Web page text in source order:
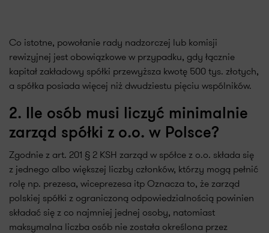
Co istotne, powołanie rady nadzorczej lub komisji
rewizyjnej jest obowiązkowe w przypadku, gdy łącznie
kapitał zakładowy spółki przewyższa kwotę 500 tys. złotych,
a spółka posiada więcej niż dwudziestu pięciu wspólników.
2. Ile osób musi liczyć minimalnie
zarząd spółki z o.o. w Polsce?
Zgodnie z art. 201 § 2 KSH zarząd w spółce z o.o. składa się
z jednego albo większej liczby członków, którzy mogą pełnić
rolę np. prezesa, wiceprezesa itp Oznacza to, że zarząd
polskiej spółki z ograniczoną odpowiedzialnością powinien
składać się z co najmniej jednej osoby, natomiast
maksymalna liczba osób nie została określona przez